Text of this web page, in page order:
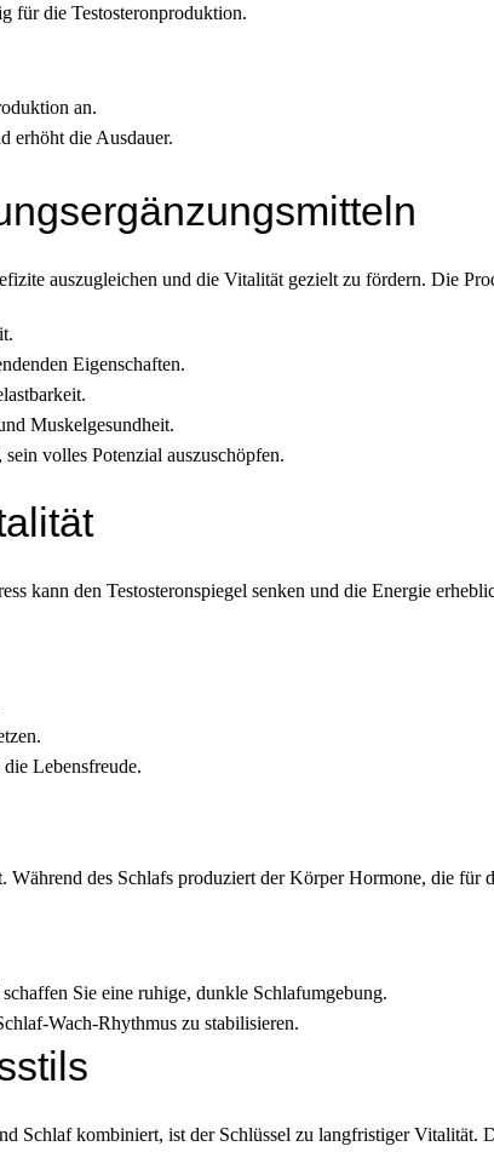
für die Testosteronproduktion.
an.
erhöht die Ausdauer.
auszugleichen und die Vitalität gezielt zu fördern. Die
Eigenschaften.
Muskelgesundheit.
volles Potenzial auszuschöpfen.
kann den Testosteronspiegel senken und die Energie
Lebensfreude.
des Schlafs produziert der Körper Hormone, die für
Sie eine ruhige, dunkle Schlafumgebung.
Wach-Rhythmus zu stabilisieren.
Schlaf kombiniert, ist der Schlüssel zu langfristiger Vitalität.